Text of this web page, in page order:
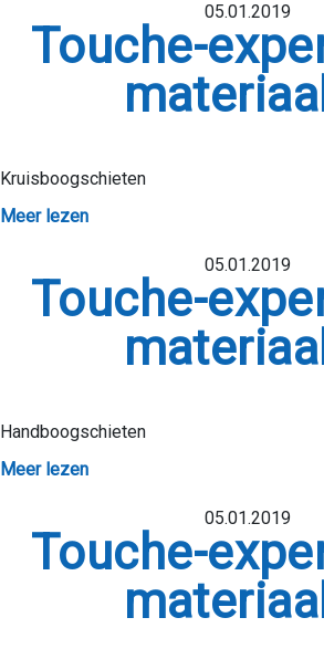
ONS
05.01.2019
Touche-
Kruisboogschieten
Meer lezen
05.01.2019
Touche-
Handboogschieten
Meer lezen
05.01.2019
Touche-